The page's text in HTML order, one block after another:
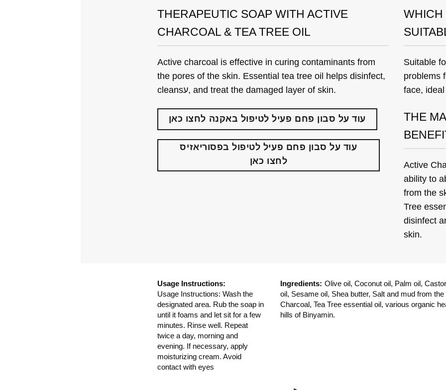
THERAPEUTIC SOAP WITH ACTIVE
CHARCOAL & TEA TREE OIL
Active charcoal is effective in curing contaminants from
the pores of the skin. Essential tea tree oil helps disinfect,
cleansע, and treat the damaged layer of skin.
עוד על סבון פחם פעיל לטיפול באקנה לחצו כאן
עוד על סבון פחם פעיל לטיפול בפסוריאזיס
לחצו כאן
WHICH
Suitable
problems
face,
THE
Active
ability to
from the
Tree
disinfect
skin.
Usage Instructions:
Usage Instructions: Wash the
designated area. Rub the soap in
until it foams and let sit for a few
minutes. Rinse well. Repeat
twice a day, morning and
evening. If necessary, apply
moisturizing cream. Avoid
contact with eyes
Ingredients: Olive oil, Coconut oil, Palm oil,
oil, Sesame oil, Shea butter, Salt and mud from
Charcoal, Tea Tree essential oil, various organic
hills of Binyamin.